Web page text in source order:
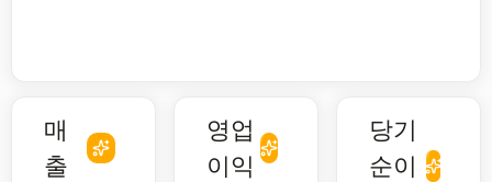
매
출
영업
이익
당기
순이